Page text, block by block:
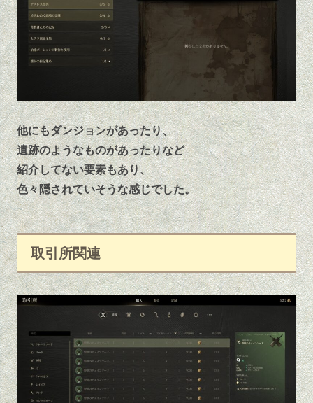
他にもダンジョンがあったり、
遺跡のようなものがあったりなど
紹介してない要素もあり、
色々隠されていそうな感じでした。
取引所関連